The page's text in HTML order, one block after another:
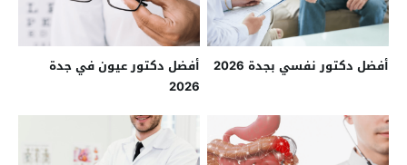
أفضل دكتور نفسي بجدة 2026
أفضل دكتور عيون في جدة
2026